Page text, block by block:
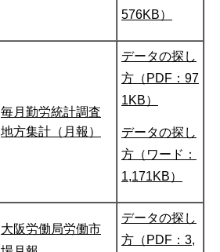
576KB）
毎月勤労統計調査
地方集計（月報）
データの探し
方（PDF：97
1KB）
データの探し
方（ワード：
1,171KB）
大阪労働局労働市
データの探し
方（PDF：3,